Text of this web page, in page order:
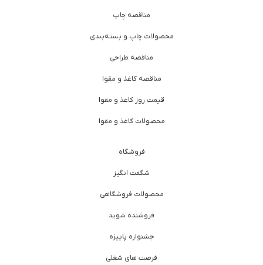
مناقصه چاپ
محصولات چاپ و بسته‌بندی
مناقصه طراحی
مناقصه کاغذ و مقوا
قیمت روز کاغذ و مقوا
محصولات کاغذ و مقوا
فروشگاه
شگفت انگیز
محصولات فروشگاهی
فروشنده شوید
جشنواره پاییزه
فرصت های شغلی